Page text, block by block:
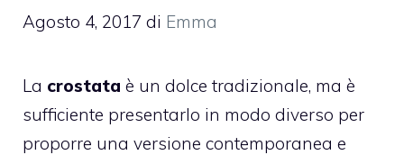
Agosto 4, 2017 di Emma
La crostata è un dolce tradizionale, ma è
sufficiente presentarlo in modo diverso per
proporre una versione contemporanea e